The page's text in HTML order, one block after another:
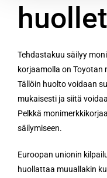
Tehdastakuu säilyy
korjaamolla on
Tällöin huolto voidaan
mukaisesti ja siitä
Pelkkä
säilymiseen.
Euroopan unionin
huollattaa muuallakin